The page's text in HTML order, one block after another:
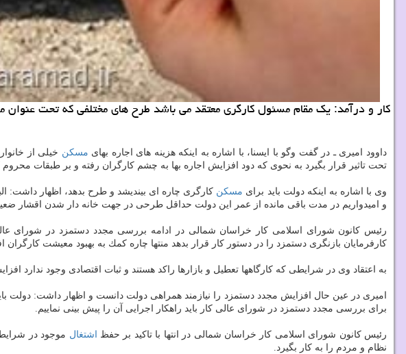
كار و درآمد: یك مقام مسئول كارگری معتقد می باشد طرح های مختلفی كه تحت
داوود امیری ـ در گفت وگو با ایسنا، با اشاره به اینكه هزینه های اجاره بهای مسكن خیلی از
تحت تاثیر قرار بگیرد به نحوی كه دود افزایش اجاره بها به چشم كارگران رفته و بر طبقات
وی با اشاره به اینكه دولت باید برای مسكن كارگری چاره ای بیندیشد و طرح بدهد، اظهار داشت:
و امیدواریم در مدت باقی مانده از عمر این دولت حداقل طرحی در جهت خانه دار شدن اقشار
رئیس كانون شورای اسلامی كار خراسان شمالی در ادامه بررسی مجدد دستمزد در شورای
كارفرمایان بازنگری دستمزد را در دستور كار قرار بدهد منتها چاره كمك به بهبود معیشت
به اعتقاد وی در شرایطی كه كارگاهها تعطیل و بازارها راكد هستند و ثبات اقتصادی وجود ندارد
امیری در عین حال افزایش مجدد دستمزد را نیازمند همراهی دولت دانست و اظهار داشت: دولت
برای بررسی مجدد دستمزد در شورای عالی كار باید راهكار اجرایی آن را پیش بینی نماییم.
رئیس كانون شورای اسلامی كار خراسان شمالی در انتها با تاكید بر حفظ اشتغال موجود در
نظام و مردم را به كار بگیرد.